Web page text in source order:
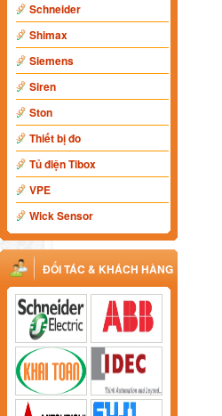
Schneider
Shimax
Siemens
Siren
Ston
Thiết bị đo
Tủ điện Tibox
VPE
Wick Sensor
ĐỐI TÁC & KHÁCH HÀNG